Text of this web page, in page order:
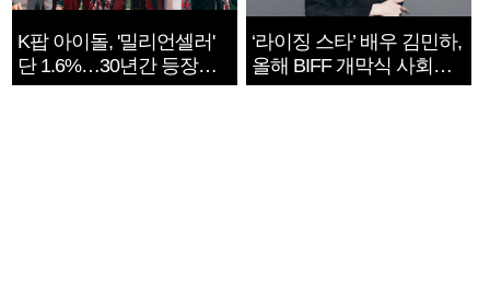
K팝 아이돌, '밀리언셀러'
단 1.6%…30년간 등장
1182개팀 전수조사
‘라이징 스타’ 배우 김민하,
올해 BIFF 개막식 사회자
확정